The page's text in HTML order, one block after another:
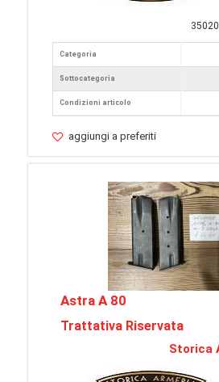
Categoria
Sottocategoria
Condizioni articolo
aggiungi a preferiti
Astra A 80
Trattativa Riservata
Storica